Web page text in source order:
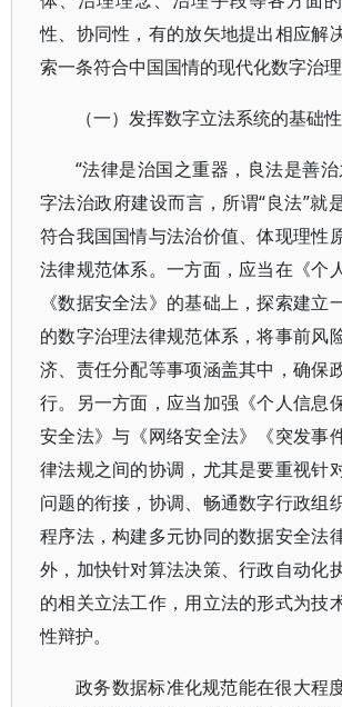
性、协同性，有的放矢地提出相应解
索一条符合中国国情的现代化数字治理
（一）发挥数字立法系统的基础
“法律是治国之重器，良法是善
字法治政府建设而言，所谓“良法”就
符合我国国情与法治价值、体现理性
法律规范体系。一方面，应当在《个
《数据安全法》的基础上，探索建立
的数字治理法律规范体系，将事前风
济、责任分配等事项涵盖其中，确保
行。另一方面，应当加强《个人信息
安全法》与《网络安全法》《突发事
律法规之间的协调，尤其是要重视针
问题的衔接，协调、畅通数字行政组
程序法，构建多元协同的数据安全法
外，加快针对算法决策、行政自动化
的相关立法工作，用立法的形式为技
性辩护。
政务数据标准化规范能在很大程